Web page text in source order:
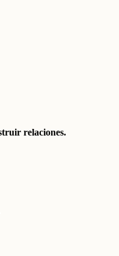
relaciones.